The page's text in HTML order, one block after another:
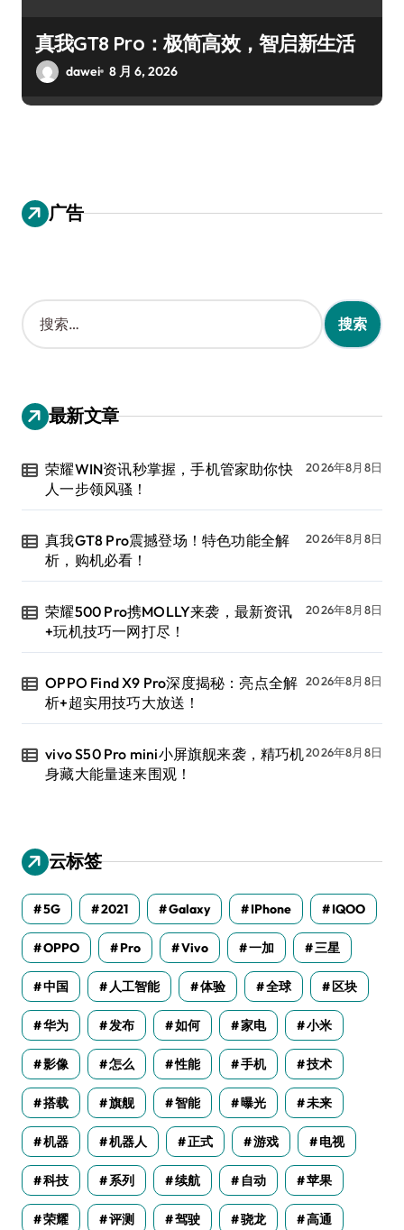
真我GT8 Pro：极简高效，智启新生活
dawei 8 月 6, 2026
广告
搜
索
：
最新文章
荣耀WIN资讯秒掌握，手机管家助你快
人一步领风骚！
2026年8月8日
真我GT8 Pro震撼登场！特色功能全解
析，购机必看！
2026年8月8日
荣耀500 Pro携MOLLY来袭，最新资讯
+玩机技巧一网打尽！
2026年8月8日
OPPO Find X9 Pro深度揭秘：亮点全解
析+超实用技巧大放送！
2026年8月8日
vivo S50 Pro mini小屏旗舰来袭，精巧机
身藏大能量速来围观！
2026年8月8日
云标签
5G 2021 Galaxy IPhone IQOO
OPPO Pro Vivo 一加 三星
中国 人工智能 体验 全球 区块
华为 发布 如何 家电 小米
影像 怎么 性能 手机 技术
搭载 旗舰 智能 曝光 未来
机器 机器人 正式 游戏 电视
科技 系列 续航 自动 苹果
荣耀 评测 驾驶 骁龙 高通